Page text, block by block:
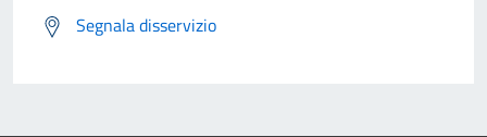
Segnala disservizio